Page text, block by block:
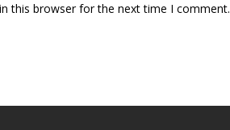
this browser for the next time I comment.